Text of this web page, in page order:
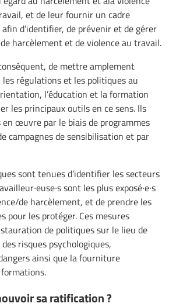
et de leur fournir un cadre
d’identifier, de prévenir et de gérer
harcèlement et de violence au travail.
de mettre amplement
les régulations et les politiques au
l’éducation et la formation
les principaux outils en ce sens. Ils
œuvre par le biais de programmes
campagnes de sensibilisation et par
sont tenues d’identifier les secteurs
sont les plus exposé∙e∙s
de harcèlement, et de prendre les
pour les protéger. Ces mesures
de politiques sur le lieu de
risques psychologiques,
ainsi que la fourniture
sa ratification ?